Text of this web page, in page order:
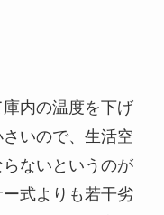
内の温度を下げ
いので、生活空
ないというのが
式よりも若干劣